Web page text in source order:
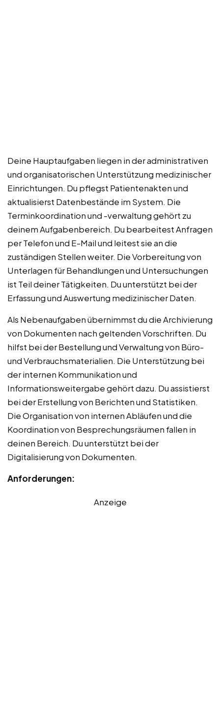
Deine Hauptaufgaben liegen in der administrativen
und organisatorischen Unterstützung medizinischer
Einrichtungen. Du pflegst Patientenakten und
aktualisierst Datenbestände im System. Die
Terminkoordination und -verwaltung gehört zu
deinem Aufgabenbereich. Du bearbeitest Anfragen
per Telefon und E-Mail und leitest sie an die
zuständigen Stellen weiter. Die Vorbereitung von
Unterlagen für Behandlungen und Untersuchungen
ist Teil deiner Tätigkeiten. Du unterstützt bei der
Erfassung und Auswertung medizinischer Daten.
Als Nebenaufgaben übernimmst du die Archivierung
von Dokumenten nach geltenden Vorschriften. Du
hilfst bei der Bestellung und Verwaltung von Büro-
und Verbrauchsmaterialien. Die Unterstützung bei
der internen Kommunikation und
Informationsweitergabe gehört dazu. Du assistierst
bei der Erstellung von Berichten und Statistiken.
Die Organisation von internen Abläufen und die
Koordination von Besprechungsräumen fallen in
deinen Bereich. Du unterstützt bei der
Digitalisierung von Dokumenten.
Anforderungen:
Anzeige